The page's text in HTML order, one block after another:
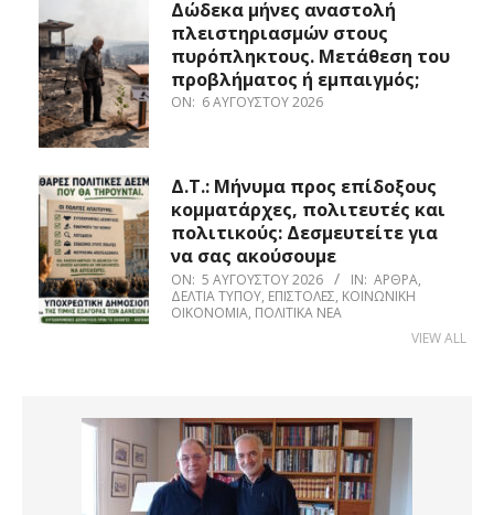
Δώδεκα μήνες αναστολή
πλειστηριασμών στους
πυρόπληκτους. Μετάθεση του
προβλήματος ή εμπαιγμός;
ON: 6 ΑΥΓΟΎΣΤΟΥ 2026
Δ.Τ.: Μήνυμα προς επίδοξους
κομματάρχες, πολιτευτές και
πολιτικούς: Δεσμευτείτε για
να σας ακούσουμε
ON: 5 ΑΥΓΟΎΣΤΟΥ 2026 IN: ΆΡΘΡΑ,
ΔΕΛΤΊΑ ΤΎΠΟΥ, ΕΠΙΣΤΟΛΈΣ, ΚΟΙΝΩΝΙΚΉ
ΟΙΚΟΝΟΜΊΑ, ΠΟΛΙΤΙΚΆ ΝΈΑ
VIEW ALL